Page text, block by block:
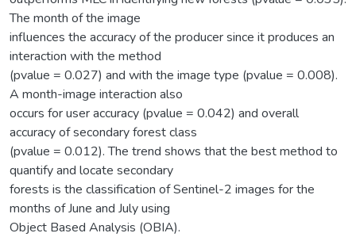
The month of the image
influences the accuracy of the producer since it produces an
interaction with the method
(pvalue = 0.027) and with the image type (pvalue = 0.008).
A month-image interaction also
occurs for user accuracy (pvalue = 0.042) and overall
accuracy of secondary forest class
(pvalue = 0.012). The trend shows that the best method to
quantify and locate secondary
forests is the classification of Sentinel-2 images for the
months of June and July using
Object Based Analysis (OBIA).